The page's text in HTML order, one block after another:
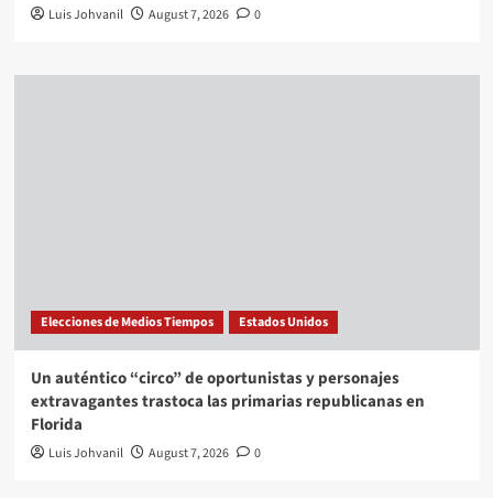
Luis Johvanil August 7, 2026 0
Elecciones de Medios Tiempos Estados Unidos
Un auténtico “circo” de oportunistas y personajes
extravagantes trastoca las primarias republicanas en
Florida
Luis Johvanil August 7, 2026 0